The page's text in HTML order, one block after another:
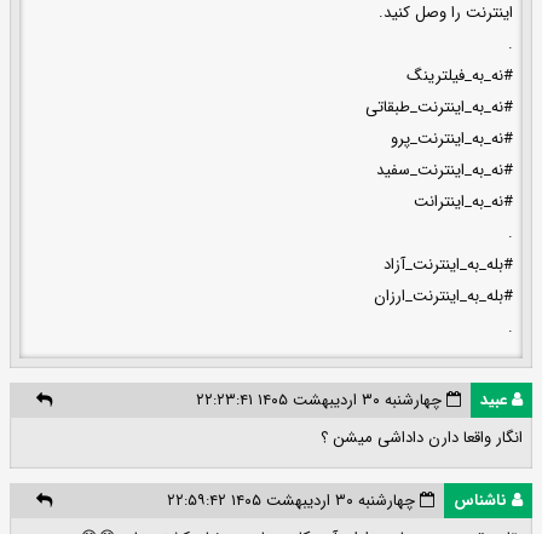
اینترنت را وصل کنید.
.
#نه_به_فیلترینگ
#نه_به_اینترنت_طبقاتی
#نه_به_اینترنت_پرو
#نه_به_اینترنت_سفید
#نه_به_اینترانت
.
#بله_به_اینترنت_آزاد
#بله_به_اینترنت_ارزان
.
عبید
چهارشنبه ۳۰ اردیبهشت ۱۴۰۵ ۲۲:۲۳:۴۱
انگار واقعا دارن داداشی میشن ؟
ناشناس
چهارشنبه ۳۰ اردیبهشت ۱۴۰۵ ۲۲:۵۹:۴۲